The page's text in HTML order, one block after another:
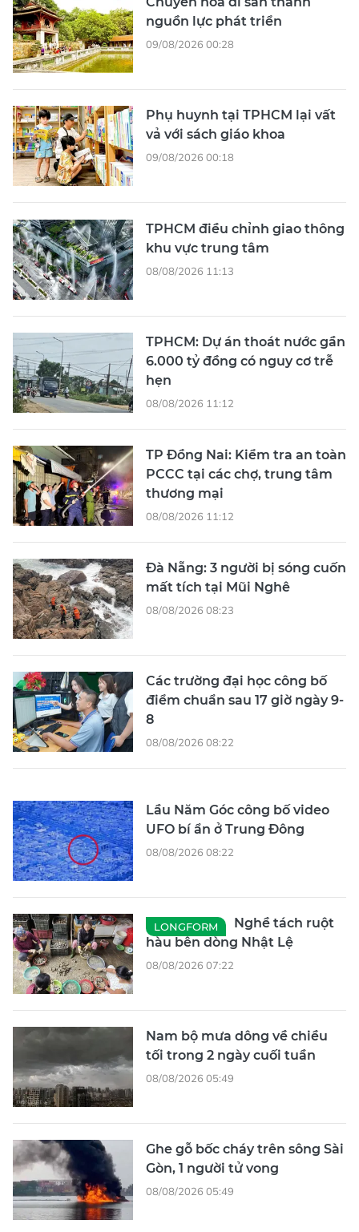
nguồn lực phát triển
09/08/2026 00:28
Phụ huynh tại TPHCM lại vất
vả với sách giáo khoa
09/08/2026 00:18
TPHCM điều chỉnh giao thông
khu vực trung tâm
08/08/2026 11:13
TPHCM: Dự án thoát nước gần
6.000 tỷ đồng có nguy cơ trễ
hẹn
08/08/2026 11:12
TP Đồng Nai: Kiểm tra an toàn
PCCC tại các chợ, trung tâm
thương mại
08/08/2026 11:12
Đà Nẵng: 3 người bị sóng cuốn
mất tích tại Mũi Nghê
08/08/2026 08:23
Các trường đại học công bố
điểm chuẩn sau 17 giờ ngày 9-
8
08/08/2026 08:22
Lầu Năm Góc công bố video
UFO bí ẩn ở Trung Đông
08/08/2026 08:22
LONGFORM
Nghề tách ruột
hàu bên dòng Nhật Lệ
08/08/2026 07:22
Nam bộ mưa dông về chiều
tối trong 2 ngày cuối tuần
08/08/2026 05:49
Ghe gỗ bốc cháy trên sông Sài
Gòn, 1 người tử vong
08/08/2026 05:49